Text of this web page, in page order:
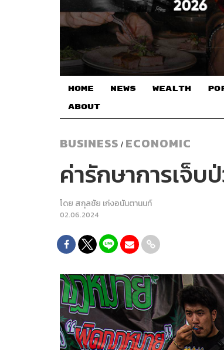
HOME NEWS WEALTH
ABOUT
BUSINESS / ECONOMIC
ค่ารักษาการเจ็บ
โดย สกุลชัย เก่งอนันตานนท์
02.06.2024